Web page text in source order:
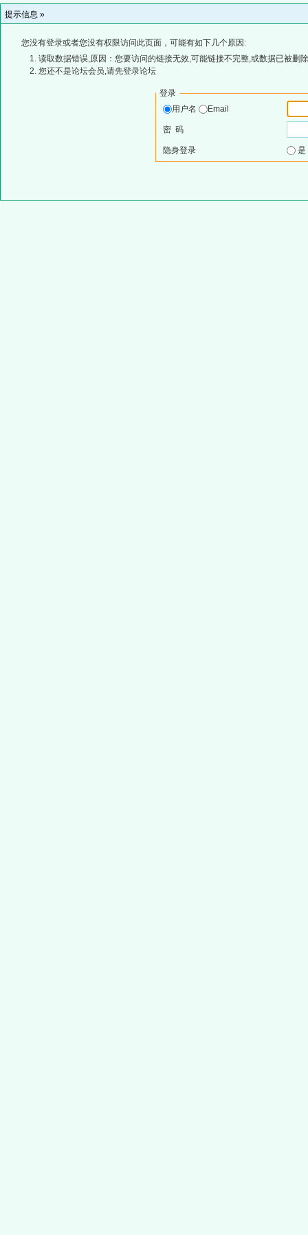
提示信息 »
您没有登录或者您没有权限访问此页面，可能有如下几个原因:
读取数据错误,原因：您要访问的链接无效,可能链接不完整,或数据已被删
您还不是论坛会员,请先登录论坛
登录
用户名
Email
密 码
隐身登录